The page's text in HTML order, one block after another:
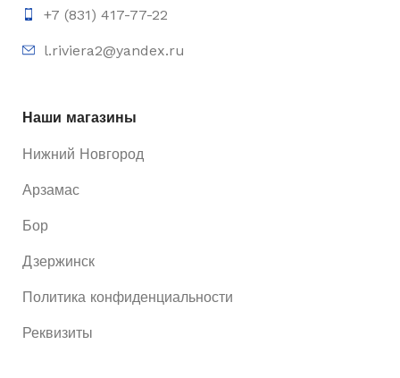
+7 (831) 417-77-22
l.riviera2@yandex.ru
Наши магазины
Нижний Новгород
Арзамас
Бор
Дзержинск
Политика конфиденциальности
Реквизиты